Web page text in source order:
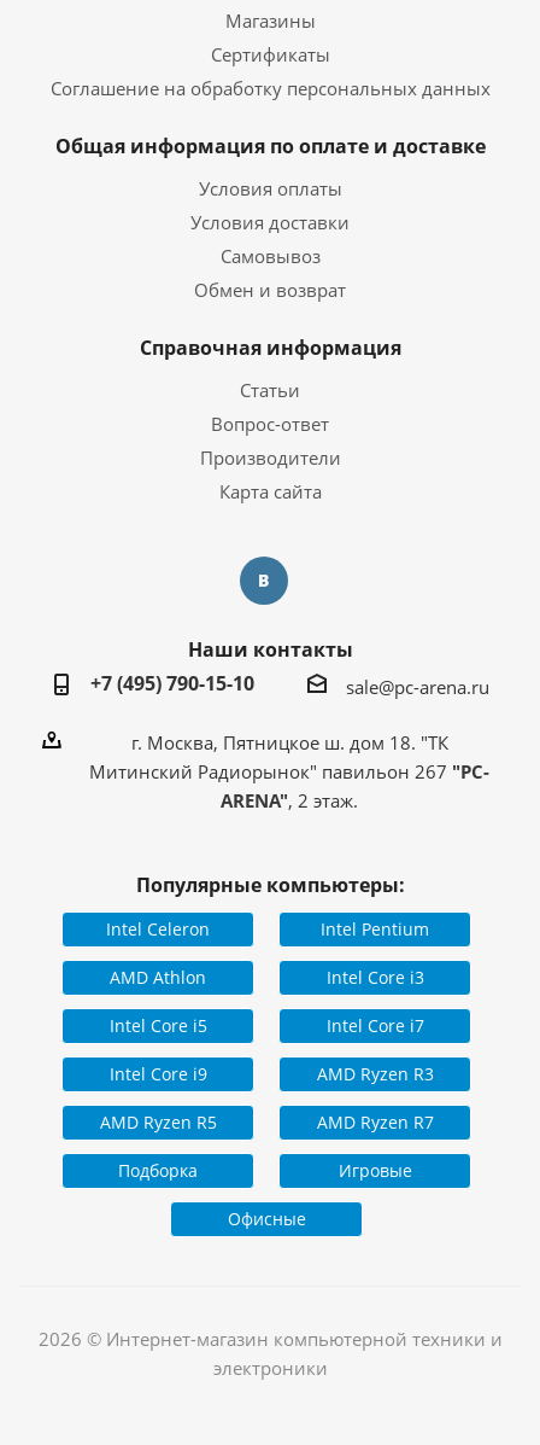
PC-Arena на карте Москвы — Яндекс Карты
Магазины
Сертификаты
Соглашение на обработку персональных данных
Общая информация по оплате и доставке
Условия оплаты
Условия доставки
Самовывоз
Обмен и возврат
Справочная информация
Статьи
Вопрос-ответ
Производители
Карта сайта
Наши контакты
+7 (495) 790-15-10
sale@pc-arena.ru
г. Москва, Пятницкое ш. дом 18. "ТК
Митинский Радиорынок" павильон 267 "PC-
ARENA", 2 этаж.
Популярные компьютеры:
Intel Celeron Intel Pentium
AMD Athlon Intel Core i3
Intel Core i5 Intel Core i7
Intel Core i9 AMD Ryzen R3
AMD Ryzen R5 AMD Ryzen R7
Подборка Игровые
Офисные
2026 © Интернет-магазин компьютерной техники и
электроники